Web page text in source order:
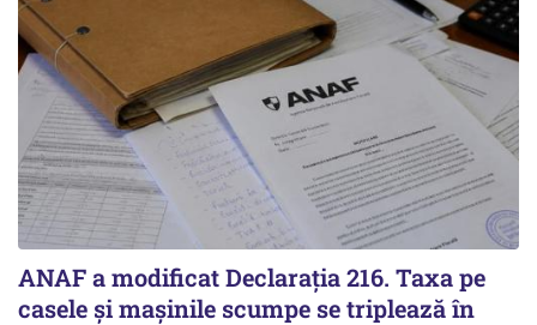
ANAF a modificat Declarația 216. Taxa pe
casele și mașinile scumpe se triplează în